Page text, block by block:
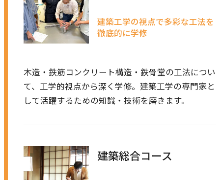
建築工学の視点で多彩な工法を
徹底的に学修
木造・鉄筋コンクリート構造・鉄骨堂の工法につい
て、工学的視点から深く学修。建築工学の専門家と
して活躍するための知識・技術を磨きます。
建築総合コース